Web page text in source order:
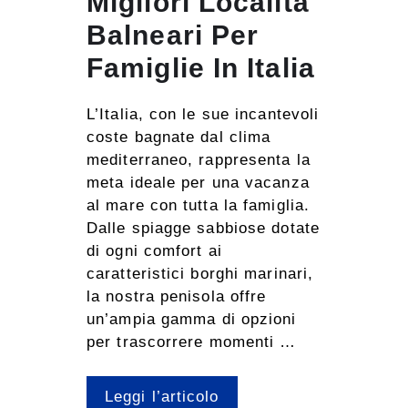
Balneari Per
Famiglie In Italia
L’Italia, con le sue incantevoli
coste bagnate dal clima
mediterraneo, rappresenta la
meta ideale per una vacanza
al mare con tutta la famiglia.
Dalle spiagge sabbiose dotate
di ogni comfort ai
caratteristici borghi marinari,
la nostra penisola offre
un’ampia gamma di opzioni
per trascorrere momenti …
Leggi l’articolo